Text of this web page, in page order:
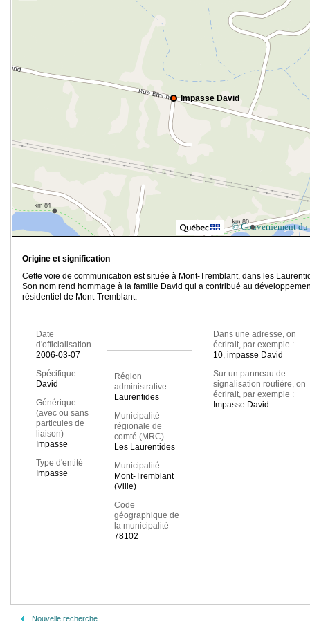
Impasse David
© Gouvernement du
Origine et signification
Cette voie de communication est située à Mont-Tremblant, dans les
Son nom rend hommage à la famille David qui a contribué au
résidentiel de Mont-Tremblant.
Date
d'officialisation
2006-03-07
Spécifique
David
Générique
(avec ou sans
particules de
liaison)
Impasse
Type d'entité
Impasse
Région
administrative
Laurentides
Municipalité
régionale de
comté (MRC)
Les Laurentides
Municipalité
Mont-Tremblant
(Ville)
Code
géographique de
la municipalité
78102
Dans une adresse, on
écrirait, par exemple :
10, impasse David
Sur un panneau de
signalisation routière, on
écrirait, par exemple :
Impasse David
Nouvelle recherche